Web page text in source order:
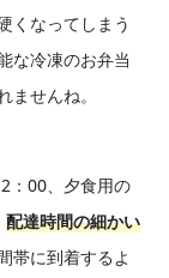
くなってしまう
な冷凍のお弁当
せんね。
：00、夕食用の
配達時間の細かい
帯に到着するよ